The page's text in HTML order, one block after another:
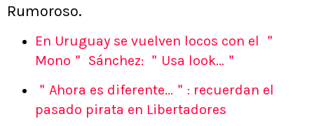
Rumoroso.
En Uruguay se vuelven locos con el ＂
Mono＂ Sánchez: ＂Usa look...＂
＂Ahora es diferente...＂: recuerdan el
pasado pirata en Libertadores